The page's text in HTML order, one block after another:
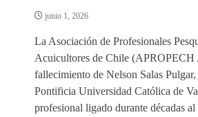
junio 1, 2026
La Asociación de Profesionales
Acuicultores de Chile
fallecimiento de Nelson Salas
Pontificia Universidad Católica de
profesional ligado durante décadas